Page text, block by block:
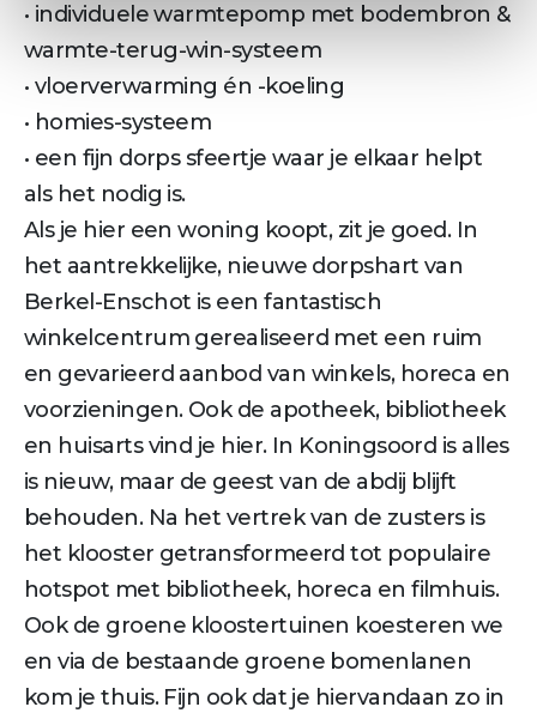
• individuele warmtepomp met bodembron &
warmte-terug-win-systeem
• vloerverwarming én -koeling
• homies-systeem
• een fijn dorps sfeertje waar je elkaar helpt
als het nodig is.
Als je hier een woning koopt, zit je goed. In
het aantrekkelijke, nieuwe dorpshart van
Berkel-Enschot is een fantastisch
winkelcentrum gerealiseerd met een ruim
en gevarieerd aanbod van winkels, horeca en
voorzieningen. Ook de apotheek, bibliotheek
en huisarts vind je hier. In Koningsoord is alles
is nieuw, maar de geest van de abdij blijft
behouden. Na het vertrek van de zusters is
het klooster getransformeerd tot populaire
hotspot met bibliotheek, horeca en filmhuis.
Ook de groene kloostertuinen koesteren we
en via de bestaande groene bomenlanen
kom je thuis. Fijn ook dat je hiervandaan zo in